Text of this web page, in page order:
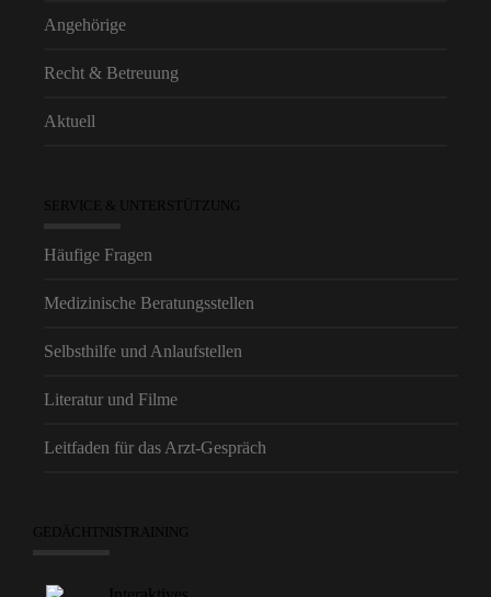
Angehörige
Recht & Betreuung
Aktuell
SERVICE & UNTERSTÜTZUNG
Häufige Fragen
Medizinische Beratungsstellen
Selbsthilfe und Anlaufstellen
Literatur und Filme
Leitfaden für das Arzt-Gespräch
GEDÄCHTNISTRAINING